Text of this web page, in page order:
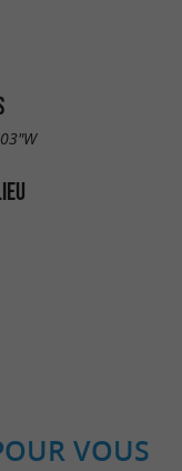
VOUS